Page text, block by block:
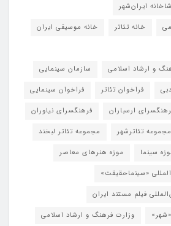
ایران‌شهر
خانه تئاتر
خانه موسیقی ایران
و ارشاد اسلامی
سازمان سینمایی
فراخوان تئاتر
فراخوان سینمایی
ارسباران
فرهنگسرای نیاوران
مجموعه تئاترشهر
مجموعه تئاتر لبخند
سینما
موزه هنرهای معاصر
«سینماحقیقت»
فیلم مستند ایران
وزارت فرهنگ و ارشاد اسلامی